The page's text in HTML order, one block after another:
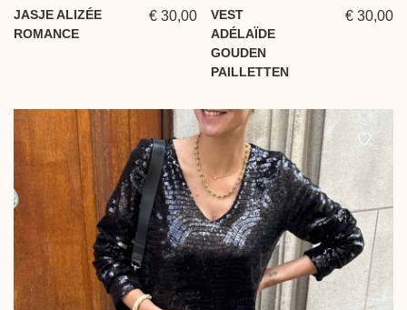
JASJE ALIZÉE
ROMANCE
€ 30,00
VEST
ADÉLAÏDE
GOUDEN
PAILLETTEN
€ 30,00